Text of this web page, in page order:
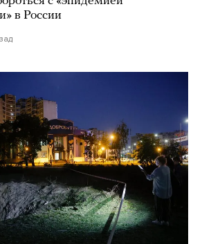
в России